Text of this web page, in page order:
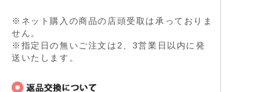
※ネット購入の商品の店頭受取は承っておりま
せん。
※指定日の無いご注文は2、3営業日以内に発
送いたします。